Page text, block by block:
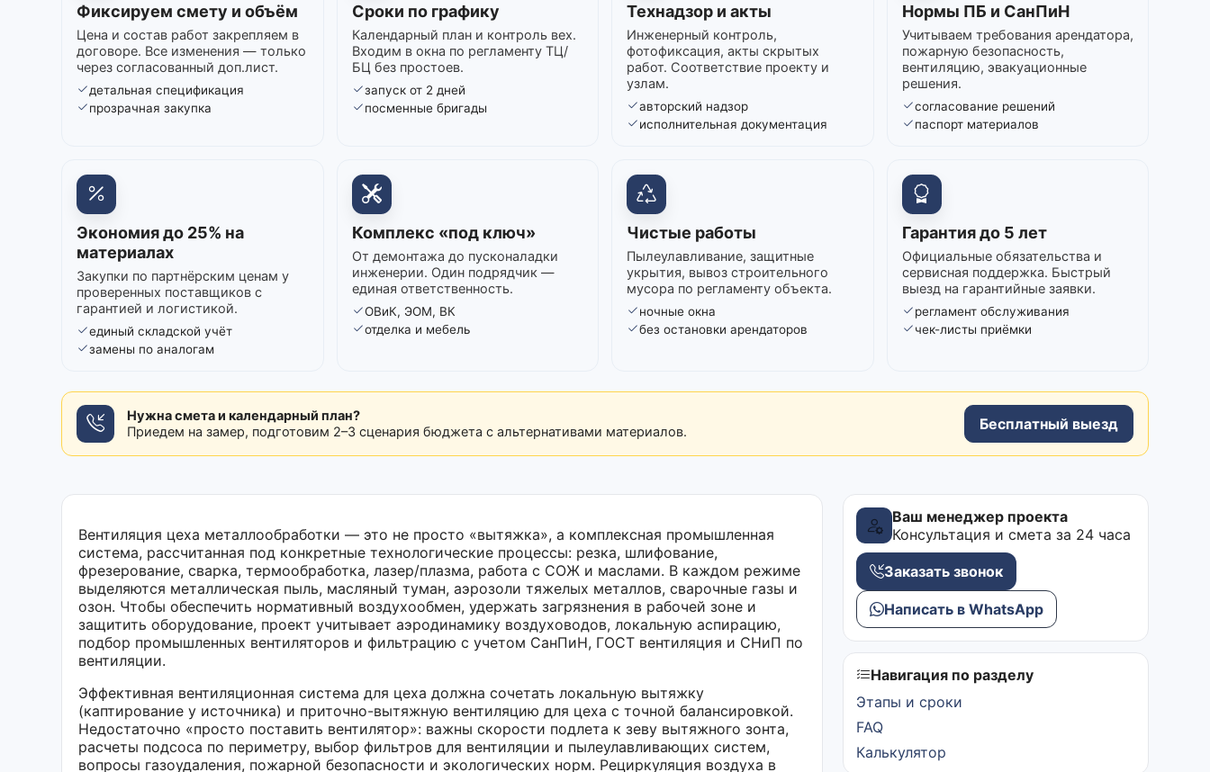
Фиксируем смету и объём
Цена и состав работ закрепляем в
договоре. Все изменения — только
через согласованный доп.лист.
детальная спецификация
прозрачная закупка
Сроки по графику
Календарный план и контроль вех.
Входим в окна по регламенту ТЦ/
БЦ без простоев.
запуск от 2 дней
посменные бригады
Технадзор и акты
Инженерный контроль,
фотофиксация, акты скрытых
работ. Соответствие проекту и
узлам.
авторский надзор
исполнительная документация
Нормы ПБ и СанПиН
Учитываем требования арендатора,
пожарную безопасность,
вентиляцию, эвакуационные
решения.
согласование решений
паспорт материалов
Экономия до 25% на
материалах
Закупки по партнёрским ценам у
проверенных поставщиков с
гарантией и логистикой.
единый складской учёт
замены по аналогам
Комплекс «под ключ»
От демонтажа до пусконаладки
инженерии. Один подрядчик —
единая ответственность.
ОВиК, ЭОМ, ВК
отделка и мебель
Чистые работы
Пылеулавливание, защитные
укрытия, вывоз строительного
мусора по регламенту объекта.
ночные окна
без остановки арендаторов
Гарантия до 5 лет
Официальные обязательства и
сервисная поддержка. Быстрый
выезд на гарантийные заявки.
регламент обслуживания
чек-листы приёмки
Нужна смета и календарный план?
Приедем на замер, подготовим 2–3 сценария бюджета с альтернативами материалов.
Бесплатный выезд
Вентиляция цеха металлообработки — это не просто «вытяжка», а комплексная промышленная
система, рассчитанная под конкретные технологические процессы: резка, шлифование,
фрезерование, сварка, термообработка, лазер/плазма, работа с СОЖ и маслами. В каждом режиме
выделяются металлическая пыль, масляный туман, аэрозоли тяжелых металлов, сварочные газы и
озон. Чтобы обеспечить нормативный воздухообмен, удержать загрязнения в рабочей зоне и
защитить оборудование, проект учитывает аэродинамику воздуховодов, локальную аспирацию,
подбор промышленных вентиляторов и фильтрацию с учетом СанПиН, ГОСТ вентиляция и СНиП по
вентиляции.
Эффективная вентиляционная система для цеха должна сочетать локальную вытяжку
(каптирование у источника) и приточно-вытяжную вентиляцию для цеха с точной балансировкой.
Недостаточно «просто поставить вентилятор»: важны скорости подлета к зеву вытяжного зонта,
расчеты подсоса по периметру, выбор фильтров для вентиляции и пылеулавливающих систем,
вопросы газоудаления, пожарной безопасности и экологических норм. Рециркуляция воздуха в
Ваш менеджер проекта
Консультация и смета за 24 часа
Заказать звонок
Написать в WhatsApp
Навигация по разделу
Этапы и сроки
FAQ
Калькулятор